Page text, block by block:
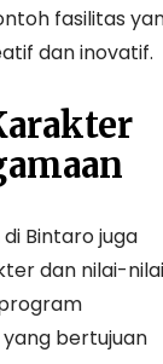
fasilitas
dan inovatif.
Bintaro juga
dan nilai-nilai
bertujuan